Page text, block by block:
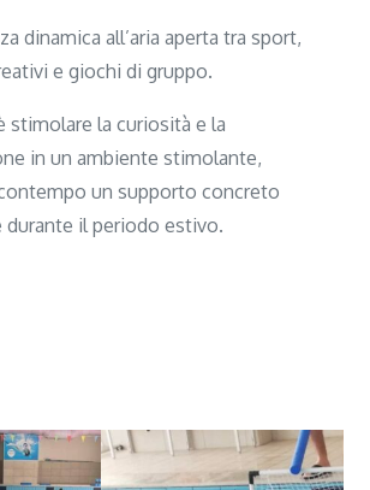
dinamica all’aria aperta tra sport,
e giochi di gruppo.
stimolare la curiosità e la
in un ambiente stimolante,
un supporto concreto
durante il periodo estivo.